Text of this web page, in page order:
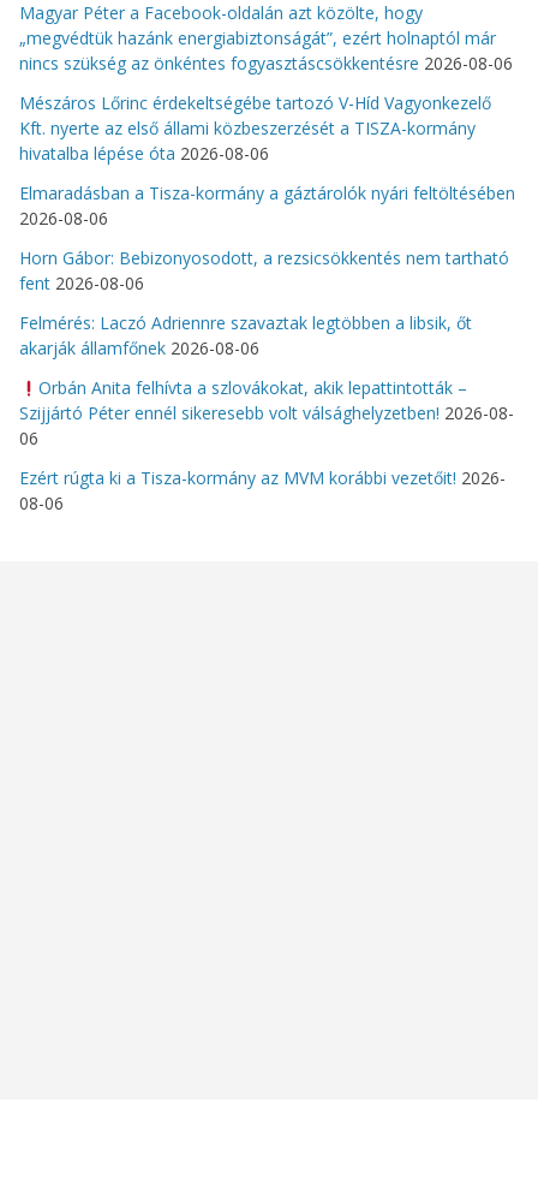
Magyar Péter a Facebook-oldalán azt közölte, hogy
„megvédtük hazánk energiabiztonságát”, ezért holnaptól már
nincs szükség az önkéntes fogyasztáscsökkentésre 2026-08-06
Mészáros Lőrinc érdekeltségébe tartozó V-Híd Vagyonkezelő
Kft. nyerte az első állami közbeszerzését a TISZA-kormány
hivatalba lépése óta 2026-08-06
Elmaradásban a Tisza-kormány a gáztárolók nyári feltöltésében
2026-08-06
Horn Gábor: Bebizonyosodott, a rezsicsökkentés nem tartható
fent 2026-08-06
Felmérés: Laczó Adriennre szavaztak legtöbben a libsik, őt
akarják államfőnek 2026-08-06
Orbán Anita felhívta a szlovákokat, akik lepattintották –
Szijjártó Péter ennél sikeresebb volt válsághelyzetben! 2026-08-
06
Ezért rúgta ki a Tisza-kormány az MVM korábbi vezetőit! 2026-
08-06